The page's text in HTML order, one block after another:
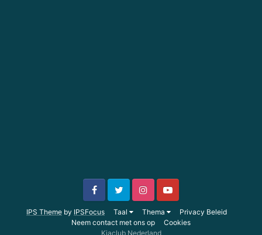
IPS Theme by IPSFocus Taal Thema
Privacy Beleid
Neem contact met ons op
Cookies
Kiaclub Nederland